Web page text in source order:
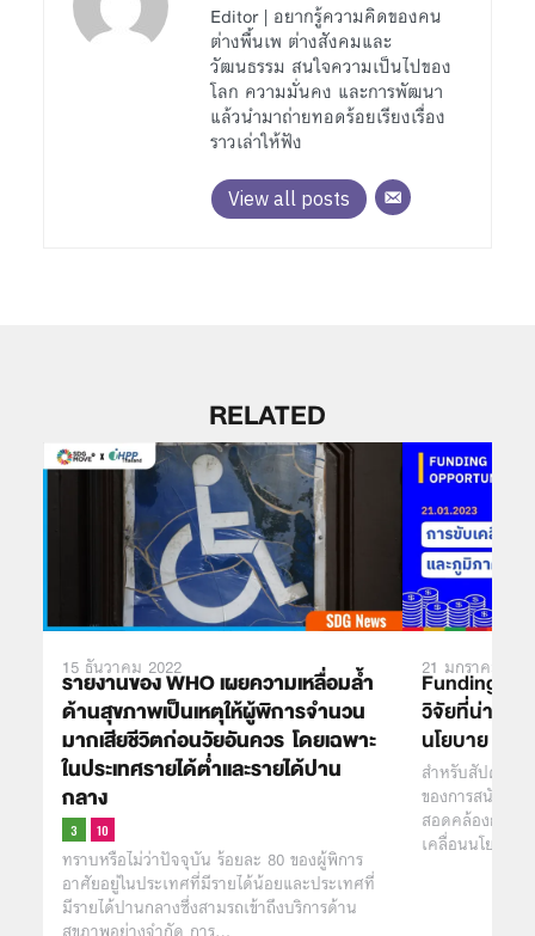
Editor | อยากรู้ความคิดของคน
ต่างพื้นเพ ต่างสังคมและ
วัฒนธรรม สนใจความเป็นไปของ
โลก ความมั่นคง และการพัฒนา
แล้วนำมาถ่ายทอดร้อยเรียงเรื่อง
ราวเล่าให้ฟัง
View all posts
RELATED
15 ธันวาคม 2022
รายงานของ WHO เผยความเหลื่อมล้ำ
ด้านสุขภาพเป็นเหตุให้ผู้พิการจำนวน
มากเสียชีวิตก่อนวัยอันควร โดยเฉพาะ
ในประเทศรายได้ต่ำเเละรายได้ปาน
กลาง
ทราบหรือไม่ว่าปัจจุบัน ร้อยละ 80 ของผู้พิการ
อาศัยอยู่ในประเทศที่มีรายได้น้อยและประเทศที่
มีรายได้ปานกลางซึ่งสามรถเข้าถึงบริการด้าน
21 มกราคม
Funding
วิจัยที่น่าสนใ
นโยบาย
สำหรับสัปดาห์นี้
ของการสนับสนุ
สอดคล้องกับกา
เคลื่อนนโยบาย